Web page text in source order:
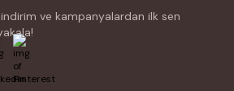
ve kampanyalardan ilk sen
Linkedin